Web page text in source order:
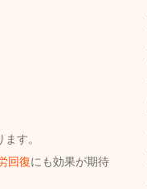
す。
回復にも効果が期待